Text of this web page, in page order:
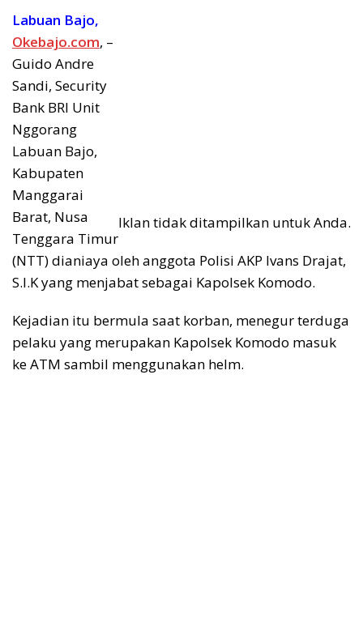
Iklan tidak ditampilkan untuk Anda.
Labuan Bajo,
Okebajo.com, –
Guido Andre
Sandi, Security
Bank BRI Unit
Nggorang
Labuan Bajo,
Kabupaten
Manggarai
Barat, Nusa
Tenggara Timur
(NTT) dianiaya oleh anggota Polisi AKP Ivans Drajat,
S.I.K yang menjabat sebagai Kapolsek Komodo.
Kejadian itu bermula saat korban, menegur terduga
pelaku yang merupakan Kapolsek Komodo masuk
ke ATM sambil menggunakan helm.